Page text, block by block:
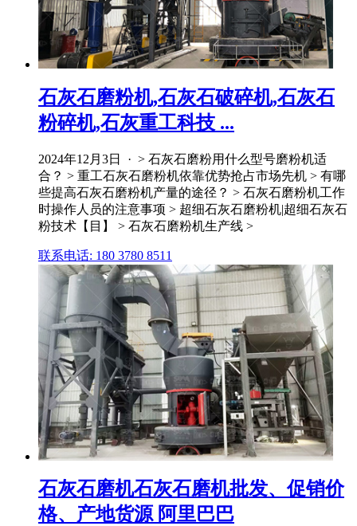
石灰石磨粉机,石灰石破碎机,石灰石
粉碎机,石灰重工科技 ...
2024年12月3日 · > 石灰石磨粉用什么型号磨粉机适
合？ > 重工石灰石磨粉机依靠优势抢占市场先机 > 有哪
些提高石灰石磨粉机产量的途径？ > 石灰石磨粉机工作
时操作人员的注意事项 > 超细石灰石磨粉机|超细石灰石
粉技术【目】 > 石灰石磨粉机生产线 >
联系电话: 180 3780 8511
石灰石磨机石灰石磨机批发、促销价
格、产地货源 阿里巴巴